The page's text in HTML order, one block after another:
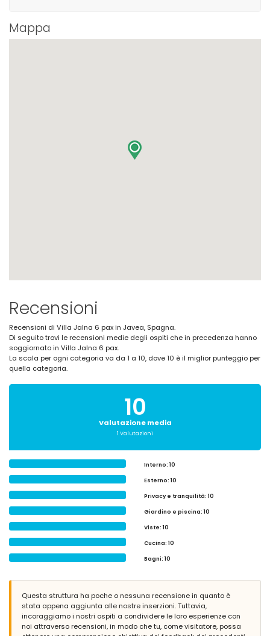
Mappa
Recensioni
Recensioni di Villa Jalna 6 pax in Javea, Spagna.
Di seguito trovi le recensioni medie degli ospiti che in precedenza hanno
soggiornato in Villa Jalna 6 pax.
La scala per ogni categoria va da 1 a 10, dove 10 è il miglior punteggio per
quella categoria.
10
Valutazione media
1 Valutazioni
Interno: 10
Esterno: 10
Privacy e tranquilità: 10
Giardino e piscina: 10
Viste: 10
Cucina: 10
Bagni: 10
Questa struttura ha poche o nessuna recensione in quanto è
stata appena aggiunta alle nostre inserzioni. Tuttavia,
incoraggiamo i nostri ospiti a condividere le loro esperienze con
noi attraverso recensioni, in modo che tu, come visitatore, possa